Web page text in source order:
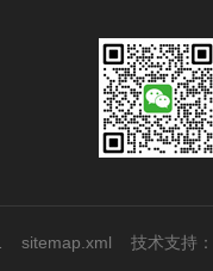
sitemap.xml 技术支持：